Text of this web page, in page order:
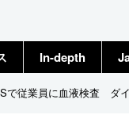
In-depth
で従業員に血液検査 ダ